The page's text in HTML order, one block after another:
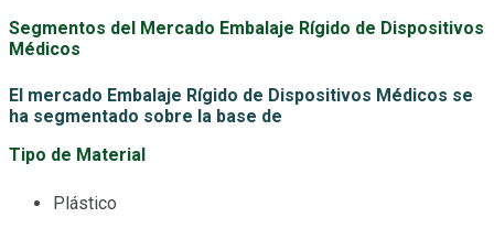
Segmentos del Mercado Embalaje Rígido de Dispositivos
Médicos
El mercado Embalaje Rígido de Dispositivos Médicos se
ha segmentado sobre la base de
Tipo de Material
Plástico